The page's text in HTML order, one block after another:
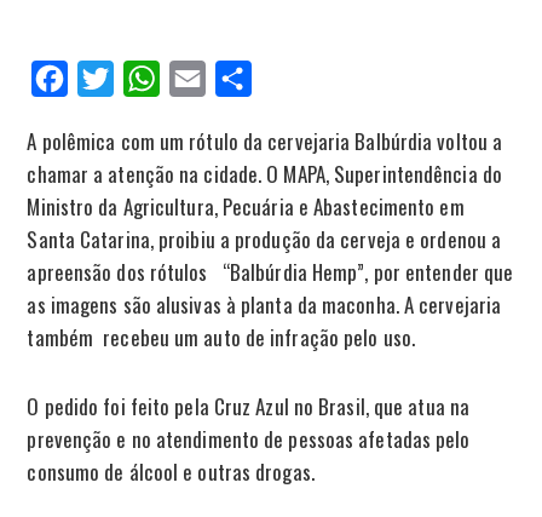
FacebookTwitter WhatsApp
Email
A polêmica com um rótulo da cervejaria Balbúrdia voltou a
chamar a atenção na cidade. O MAPA, Superintendência do
Ministro da Agricultura, Pecuária e Abastecimento em
Santa Catarina, proibiu a produção da cerveja e ordenou a
apreensão dos rótulos “Balbúrdia Hemp”, por entender que
as imagens são alusivas à planta da maconha. A cervejaria
também recebeu um auto de infração pelo uso.
O pedido foi feito pela Cruz Azul no Brasil, que atua na
prevenção e no atendimento de pessoas afetadas pelo
consumo de álcool e outras drogas.